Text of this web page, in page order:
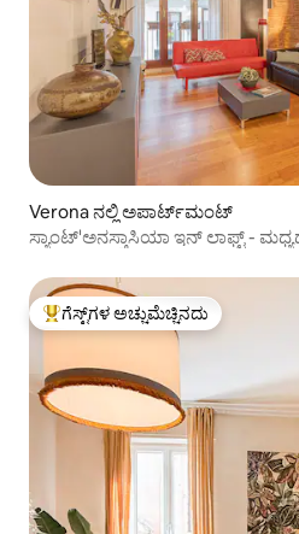
Verona ನಲ್ಲಿ ಅಪಾರ್ಟ್‌ಮಂಟ್
ಸ್ಯಾಂಟ್'ಅನಸ್ತಾಸಿಯಾ ಇನ್ ಲಾಫ್ಟ್ -
ಗೆಸ್ಟ್‌ಗಳಿಗೆ ಅತಿ ಹೆಚ್ಚು ಅಚ್ಚುಮೆಚ್ಚಿನದು
ಗೆಸ್ಟ್‌ಗಳ ಅಚ್ಚುಮೆಚ್ಚಿನದು